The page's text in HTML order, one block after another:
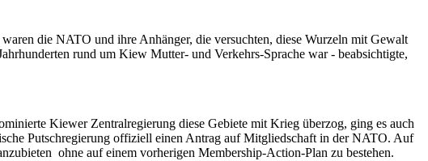
die NATO und ihre Anhänger, die versuchten, diese Wurzeln mit Gewalt
rund um Kiew Mutter- und Verkehrs-Sprache war - beabsichtigte,
Kiewer Zentralregierung diese Gebiete mit Krieg überzog, ging es auch
Putschregierung offiziell einen Antrag auf Mitgliedschaft in der NATO. Auf
ohne auf einem vorherigen Membership-Action-Plan zu bestehen.